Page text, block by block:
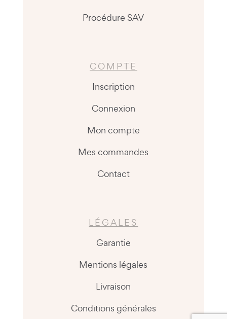
Procédure SAV
COMPTE
Inscription
Connexion
Mon compte
Mes commandes
Contact
LÉGALES
Garantie
Mentions légales
Livraison
Conditions générales